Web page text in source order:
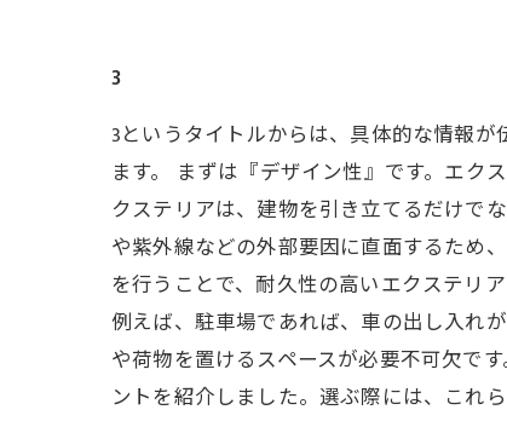
3
3というタイトルからは、具体的な情報
ます。 まずは『デザイン性』です。エク
クステリアは、建物を引き立てるだけで
や紫外線などの外部要因に直面するため
を行うことで、耐久性の高いエクステリ
例えば、駐車場であれば、車の出し入れ
や荷物を置けるスペースが必要不可欠で
ントを紹介しました。選ぶ際には、これ